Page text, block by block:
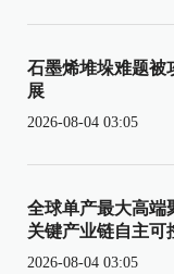
石墨烯堆垛难题被
展
2026-08-04 03:05
全球单产最大高端
关键产业链自主可
2026-08-04 03:05